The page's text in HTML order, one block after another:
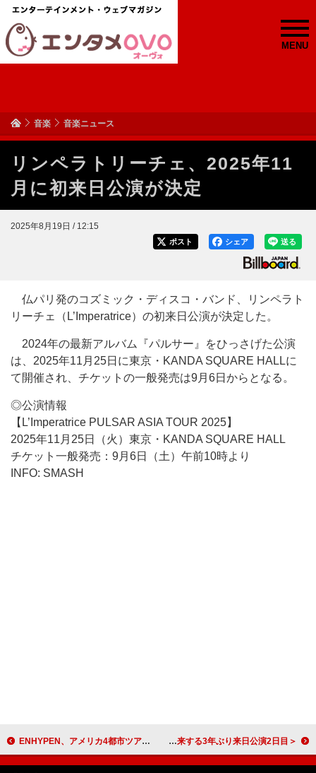
MENU
音楽 音楽ニュース
リンペラトリーチェ、2025年11
月に初来日公演が決定
2025年8月19日 / 12:15
送る
シェア
ポスト
仏パリ発のコズミック・ディスコ・バンド、リンペラト
リーチェ（L’Imperatrice）の初来日公演が決定した。
2024年の最新アルバム『パルサー』をひっさげた公演
は、2025年11月25日に東京・KANDA SQUARE HALLに
て開催され、チケットの一般発売は9月6日からとなる。
◎公演情報
【L’Imperatrice PULSAR ASIA TOUR 2025】
2025年11月25日（火）東京・KANDA SQUARE HALL
チケット一般発売：9月6日（土）午前10時より
INFO: SMASH
ENHYPEN、アメリカ4都市ツアー成功裏に終了 ＜ライブレポート＞ビリー・アイリッシュ、強い衝撃と繊細な感情が行き来する3年ぶり来日公演2日目